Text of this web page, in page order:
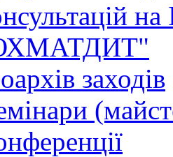
заходів